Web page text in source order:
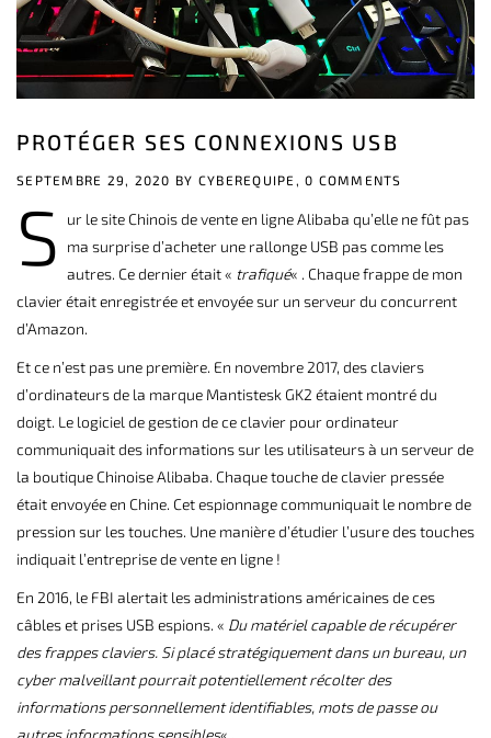
PROTÉGER SES CONNEXIONS USB
SEPTEMBRE 29, 2020 BY CYBEREQUIPE, 0 COMMENTS
S ur le site Chinois devente en ligne Alibaba qu’elle ne fût pas
ma surprise d’acheter une rallonge USB pas comme les
autres. Ce dernier était « trafiqué« . Chaque frappe de mon
clavier était enregistrée et envoyée sur un serveur du concurrent
d’Amazon.
Et ce n’est pas une première. En novembre 2017, des claviers
d’ordinateurs de la marque Mantistesk GK2 étaient montré du
doigt. Le logiciel de gestion de ce clavier pour ordinateur
communiquait des informations sur les utilisateurs à un serveur de
la boutique Chinoise Alibaba. Chaque touche de clavier pressée
étaitenvoyée en Chine. Cet espionnage communiquait le nombre de
pression sur les touches. Une manière d’étudier l’usure des touches
indiquait l’entreprise de vente en ligne !
En 2016, le FBI alertait les administrations américaines de ces
câbles et prises USB espions. « Du matériel capable de récupérer
des frappes claviers. Si placé stratégiquement dans un bureau, un
cyber malveillant pourrait potentiellement récolter des
informations personnellement identifiables, mots de passe ou